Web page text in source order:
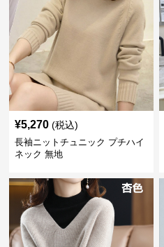
¥5,270 (税込)
長袖ニットチュニック プチハイ
ネック 無地